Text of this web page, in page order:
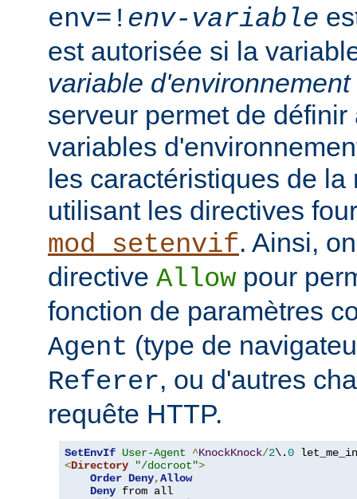
env=! env-variable
est autorisée si la
variable d'environnement
serveur permet de
variables
les caractéristiques de
utilisant les directives
mod_setenvif. Ainsi,
directive Allow pour
fonction de paramètres
Agent (type de
Referer, ou d'autres
requête HTTP.
SetEnvIf User-Agent ^KnockKnock/2\.0
<Directory "/docroot">
Order Deny,Allow
Deny from all